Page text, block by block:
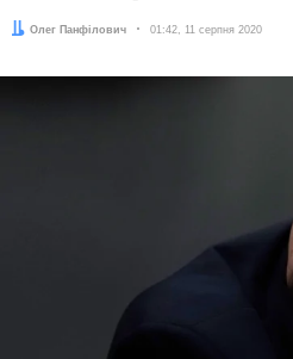
Автор:
Олег Панфілович Дата:
01:42, 11 серпня 2020